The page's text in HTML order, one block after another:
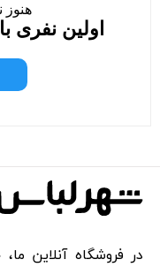
اولین نفری
در فروشگاه آنلاین